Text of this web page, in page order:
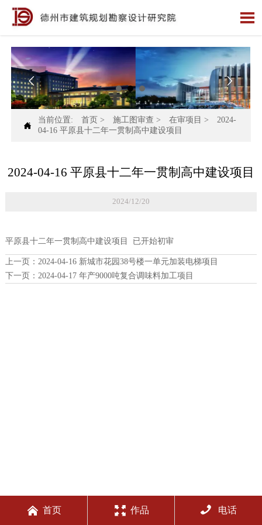

 

当前位置: 首页 > 施工图审查 > 在审项目 >
2024-
04-16 平原县十二年一贯制高中建设项目
2024-04-16 平原县十二年一贯制高中建设项目
2024/12/20
平原县十二年一贯制高中建设项目 已开始初审
上一页：
2024-04-16 新城市花园38号楼一单元加装电梯项目
下一页：
2024-04-17 年产9000吨复合调味料加工项目
 首页  作品  电话